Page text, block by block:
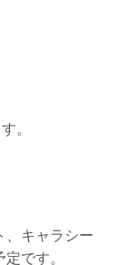
。
、キャラシー
です。